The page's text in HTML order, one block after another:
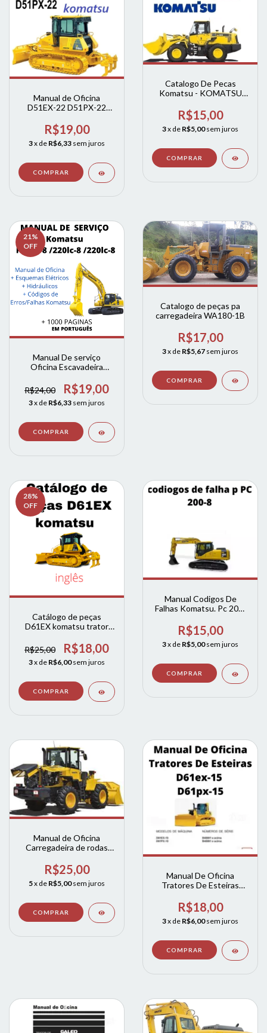
Manual de Oficina
D51EX-22 D51PX-22
R$19,00
3x de R$6,33 sem juros
Catalogo De Pecas
Komatsu - KOMATSU
completo
R$15,00
3x de R$5,00 sem juros
21%
OFF
Manual De serviço
Oficina Escavadeira
serie 8
R$24,00 R$19,00
3x de R$6,33 sem juros
Catalogo de peças pa
carregadeira WA180-1B
R$17,00
3x de R$5,67 sem juros
28%
OFF
Catálogo de peças
D61EX komatsu trator
R$25,00
R$18,00
3x de R$6,00 sem juros
Manual Codigos De
Falhas Komatsu. Pc 200-
R$15,00
3x de R$5,00 sem juros
Manual de Oficina
Carregadeira de rodas
hidráulica + diagramas
elétricos komatsu
R$25,00
5x de R$5,00 sem juros
Manual De Oficina
Tratores De Esteiras
R$18,00
3x de R$6,00 sem juros